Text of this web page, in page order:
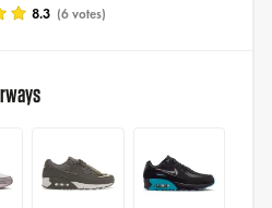
8.3 (6 votes)